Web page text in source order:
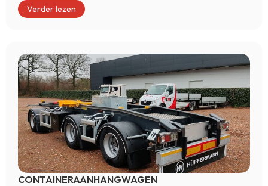
Verder lezen
CONTAINERAANHANGWAGEN